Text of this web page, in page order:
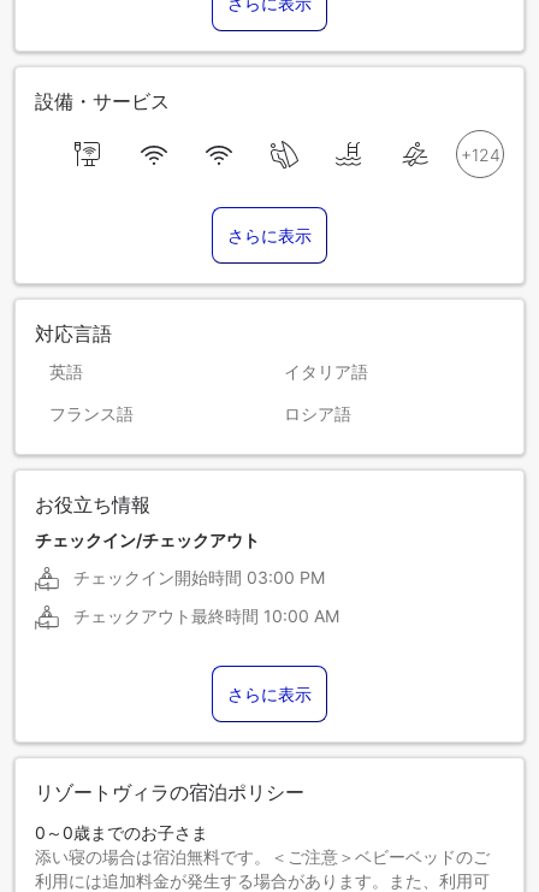
設備・サービス
さらに表示
対応言語
英語 イタリア語
フランス語 ロシア語
お役立ち情報
チェックイン/チェックアウト
チェックイン開始時間 03:00 PM
チェックアウト最終時間 10:00 AM
さらに表示
リゾートヴィラの宿泊ポリシー
0～0歳までのお子さま
添い寝の場合は宿泊無料です。＜ご注意＞ベビーベッドのご
利用には追加料金が発生する場合があります。また、利用可